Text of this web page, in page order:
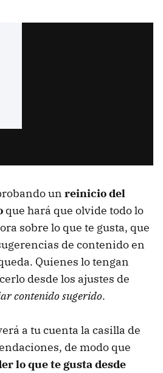
un reinicio del
que hará que olvide todo lo
sobre lo que te gusta, que
de contenido en
Quienes lo tengan
desde los ajustes de
contenido sugerido.
a tu cuenta la casilla de
de modo que
lo que te gusta desde